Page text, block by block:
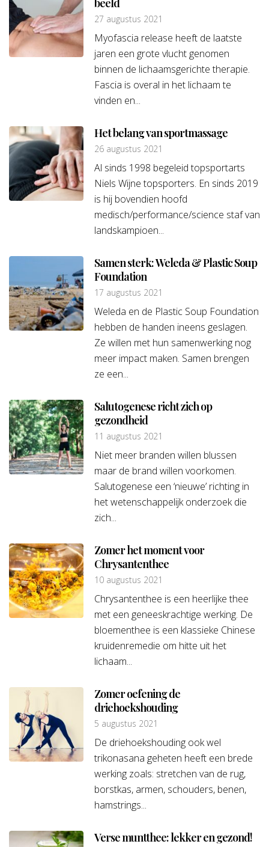
beeld
27 augustus 2021
Myofascia release heeft de laatste
jaren een grote vlucht genomen
binnen de lichaamsgerichte therapie.
Fascia is overal in het lichaam te
vinden en...
Het belang van sportmassage
26 augustus 2021
Al sinds 1998 begeleid topsportarts
Niels Wijne topsporters. En sinds 2019
is hij bovendien hoofd
medisch/performance/science staf van
landskampioen...
Samen sterk: Weleda & Plastic Soup
Foundation
17 augustus 2021
Weleda en de Plastic Soup Foundation
hebben de handen ineens geslagen.
Ze willen met hun samenwerking nog
meer impact maken. Samen brengen
ze een...
Salutogenese richt zich op
gezondheid
11 augustus 2021
Niet meer branden willen blussen
maar de brand willen voorkomen.
Salutogenese een ‘nieuwe’ richting in
het wetenschappelijk onderzoek die
zich...
Zomer het moment voor
Chrysantenthee
10 augustus 2021
Chrysantenthee is een heerlijke thee
met een geneeskrachtige werking. De
bloementhee is een klassieke Chinese
kruidenremedie om hitte uit het
lichaam...
Zomer oefening de
driehoekshouding
5 augustus 2021
De driehoekshouding ook wel
trikonasana geheten heeft een brede
werking zoals: stretchen van de rug,
borstkas, armen, schouders, benen,
hamstrings...
Verse muntthee: lekker en gezond!